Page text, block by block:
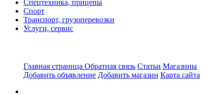
Спецтехника, прицепы
Спорт
Транспорт, грузоперевозки
Услуги, сервис
Главная страница Обратная связь Статьи Магазины
Добавить объявление Добавить магазин Карта сайта